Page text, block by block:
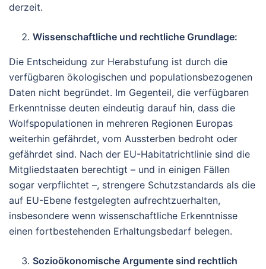
derzeit.
Wissenschaftliche und rechtliche Grundlage:
Die Entscheidung zur Herabstufung ist durch die
verfügbaren ökologischen und populationsbezogenen
Daten nicht begründet. Im Gegenteil, die verfügbaren
Erkenntnisse deuten eindeutig darauf hin, dass die
Wolfspopulationen in mehreren Regionen Europas
weiterhin gefährdet, vom Aussterben bedroht oder
gefährdet sind. Nach der EU-Habitatrichtlinie sind die
Mitgliedstaaten berechtigt – und in einigen Fällen
sogar verpflichtet –, strengere Schutzstandards als die
auf EU-Ebene festgelegten aufrechtzuerhalten,
insbesondere wenn wissenschaftliche Erkenntnisse
einen fortbestehenden Erhaltungsbedarf belegen.
Sozioökonomische Argumente sind rechtlich